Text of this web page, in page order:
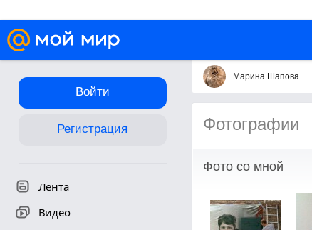
Войти
Регистрация
Лента
Видео
Марина Шаповалова
Фотографии
Фото со мной